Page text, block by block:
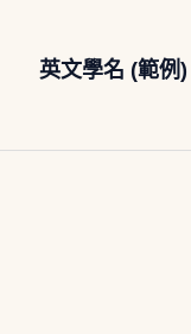
英文學名 (範例)